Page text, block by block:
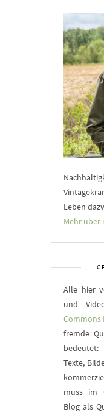
Leben
Mehr über
Alle hier
und
Commons
fremde
Texte,
muss im
Blog als